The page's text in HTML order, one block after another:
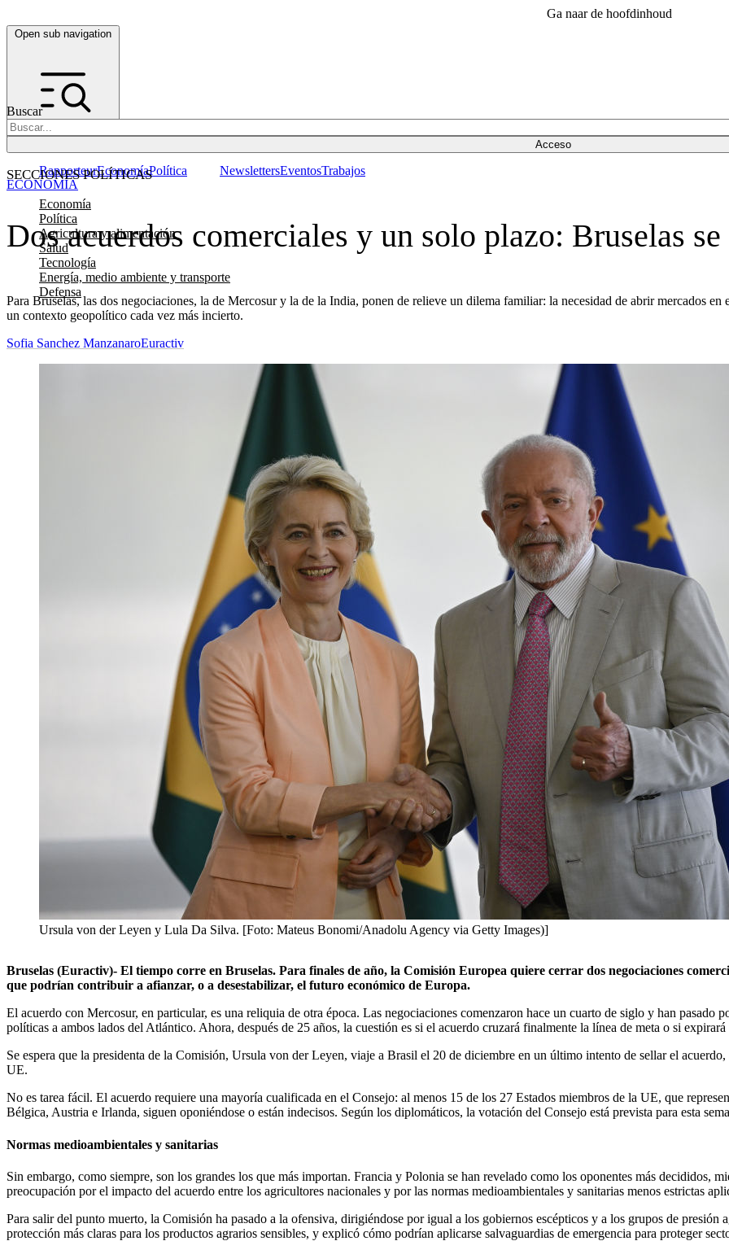
Ga naar de hoofdinhoud
Open sub navigation
Buscar
Acceso
SECCIONES POLÍTICAS
Economía
Política
Agricultura y alimentación
Salud
Tecnología
Energía, medio ambiente y transporte
Defensa
RapporteurEconomíaPolítica NewslettersEventosTrabajos
Dos acuerdos comerciales y un solo plazo: Bruselas
Para Bruselas, las dos negociaciones, la de Mercosur y la de la India, ponen de relieve un dilema familiar: la necesidad de abrir mercados
un contexto geopolítico cada vez más incierto.
ECONOMÍA
Sofia Sanchez ManzanaroEuractiv
Ursula von der Leyen y Lula Da Silva. [Foto: Mateus Bonomi/Anadolu Agency via Getty Images)]
Bruselas (Euractiv)- El tiempo corre en Bruselas. Para finales de año, la Comisión Europea quiere cerrar dos negociaciones
que podrían contribuir a afianzar, o a desestabilizar, el futuro económico de Europa.
El acuerdo con Mercosur, en particular, es una reliquia de otra época. Las negociaciones comenzaron hace un cuarto de siglo y han pasado
políticas a ambos lados del Atlántico. Ahora, después de 25 años, la cuestión es si el acuerdo cruzará finalmente la línea de meta o si
Se espera que la presidenta de la Comisión, Ursula von der Leyen, viaje a Brasil el 20 de diciembre en un último intento de sellar el
UE.
No es tarea fácil. El acuerdo requiere una mayoría cualificada en el Consejo: al menos 15 de los 27 Estados miembros de la UE, que
Bélgica, Austria e Irlanda, siguen oponiéndose o están indecisos. Según los diplomáticos, la votación del Consejo está prevista para esta
Normas medioambientales y sanitarias
Sin embargo, como siempre, son los grandes los que más importan. Francia y Polonia se han revelado como los oponentes más decididos,
preocupación por el impacto del acuerdo entre los agricultores nacionales y por las normas medioambientales y sanitarias menos estrictas
Para salir del punto muerto, la Comisión ha pasado a la ofensiva, dirigiéndose por igual a los gobiernos escépticos y a los grupos de presión
protección más claras para los productos agrarios sensibles, y explicó cómo podrían aplicarse salvaguardias de emergencia para proteger